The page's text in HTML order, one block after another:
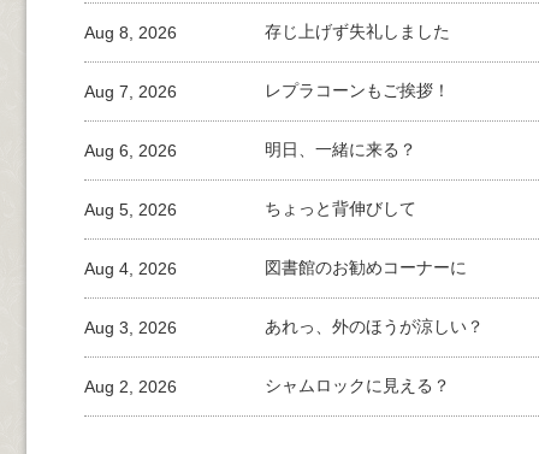
存じ上げず失礼しました
Aug 8, 2026
レプラコーンもご挨拶！
Aug 7, 2026
明日、一緒に来る？
Aug 6, 2026
ちょっと背伸びして
Aug 5, 2026
図書館のお勧めコーナーに
Aug 4, 2026
あれっ、外のほうが涼しい？
Aug 3, 2026
シャムロックに見える？
Aug 2, 2026